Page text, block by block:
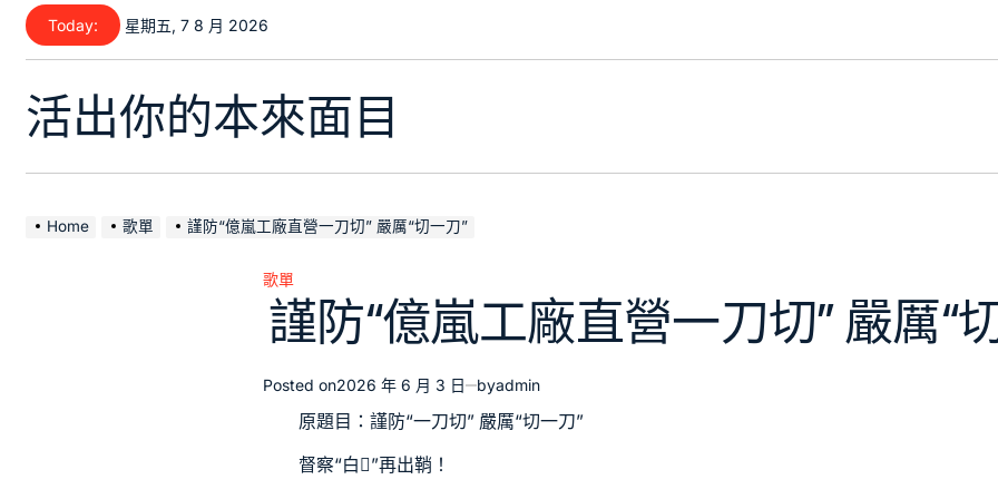
Skip
content
Today: 星期五, 7 8 月 2026
活出你的本來面目
Home 歌單 謹防“億嵐工廠直營一刀切” 嚴厲“切一刀”
Posted
in
歌單
謹防“億嵐工廠直營一刀切” 嚴厲“
Posted on2026 年 6 月 3 日 byadmin
原題目：謹防“一刀切” 嚴厲“切一刀”
督察“白”再出鞘！